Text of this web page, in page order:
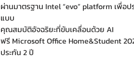
ผ่านมาตรฐาน Intel “evo” platform เพื่อ
แบบ
คุณสมบัติอัจฉริยะที่ขับเคลื่อนด้วย AI
ฟรี Microsoft Office Home&Student
ประกัน 2 ปี